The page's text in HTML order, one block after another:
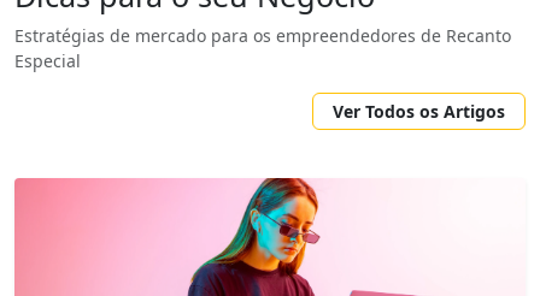
Estratégias de mercado para os empreendedores de Recanto
Especial
Ver Todos os Artigos